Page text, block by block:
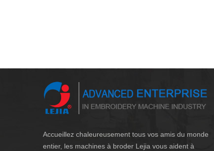
Accueillez chaleureusement tous vos amis du monde
entier, les machines à broder Lejia vous aident à